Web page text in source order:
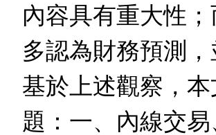
內容具有重大性
多認為財務預測
基於上述觀察，
題：一、內線交